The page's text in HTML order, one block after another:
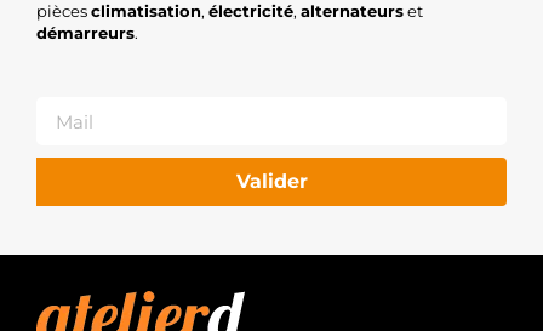
piècesclimatisation, électricité, alternateurset
démarreurs.
Valider